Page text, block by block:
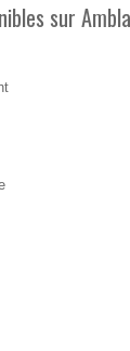
sur